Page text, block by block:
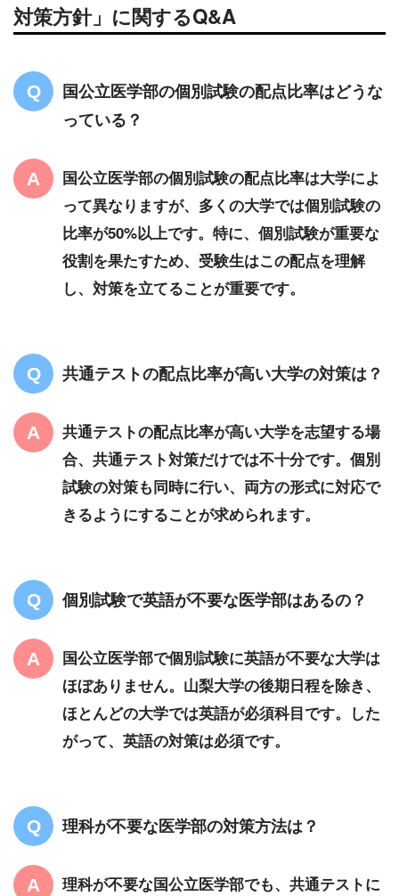
対策方針」に関するQ&A
国公立医学部の個別試験の配点比率はどうな
っている？
国公立医学部の個別試験の配点比率は大学によ
って異なりますが、多くの大学では個別試験の
比率が50%以上です。特に、個別試験が重要な
役割を果たすため、受験生はこの配点を理解
し、対策を立てることが重要です。
共通テストの配点比率が高い大学の対策は？
共通テストの配点比率が高い大学を志望する場
合、共通テスト対策だけでは不十分です。個別
試験の対策も同時に行い、両方の形式に対応で
きるようにすることが求められます。
個別試験で英語が不要な医学部はあるの？
国公立医学部で個別試験に英語が不要な大学は
ほぼありません。山梨大学の後期日程を除き、
ほとんどの大学では英語が必須科目です。した
がって、英語の対策は必須です。
理科が不要な医学部の対策方法は？
理科が不要な国公立医学部でも、共通テストに